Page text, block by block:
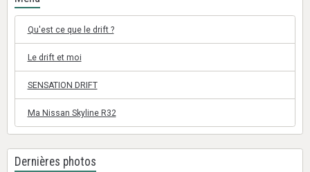
Qu'est ce que le drift ?
Le drift et moi
SENSATION DRIFT
Ma Nissan Skyline R32
Dernières photos